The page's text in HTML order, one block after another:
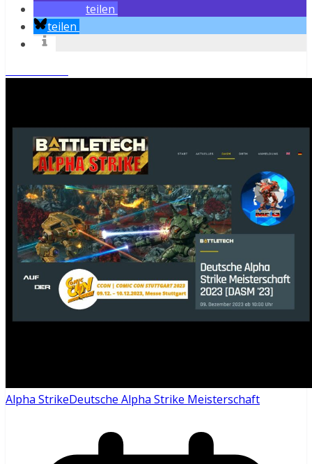
teilen
teilen
Alpha StrikeDeutsche Alpha Strike Meisterschaft